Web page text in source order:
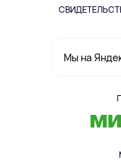
Мы на